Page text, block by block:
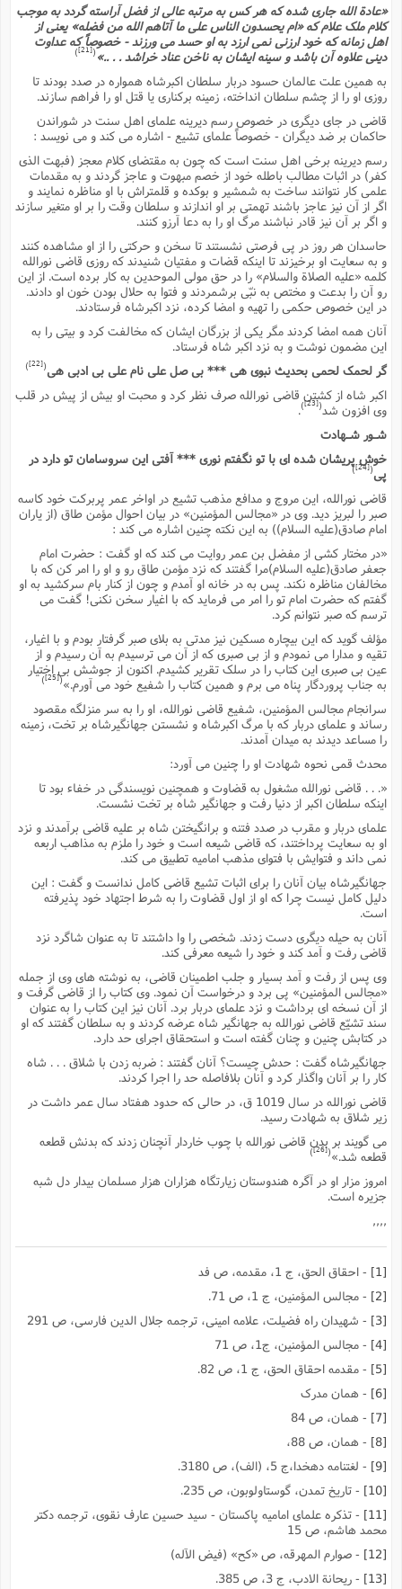
«عادة الله جارى شده که هر کس به مرتبه عالى از فضل آراسته گردد به موجب
کلام ملک علام که «ام یحسدون الناس على ما آتاهم الله من فضله» یعنى از
اهل زمانه که خود ارزنى نمى ارزد به او حسد مى ورزند - خصوصاً که عداوت
دینى علاوه آن باشد و سینه ایشان به ناخن عناد خراشد . . ..»(
[21]
)
به همین علت عالمان حسود دربار سلطان اکبرشاه همواره در صدد بودند تا
روزى او را از چشم سلطان انداخته، زمینه برکنارى یا قتل او را فراهم سازند.
قاضى در جاى دیگرى در خصوص رسم دیرینه علماى اهل سنت در شوراندن
حاکمان بر ضد دیگران - خصوصاً علماى تشیع - اشاره مى کند و مى نویسد :
رسم دیرینه برخى اهل سنت است که چون به مقتضاى کلام معجز (فبهت الذى
کفر) در اثبات مطالب باطله خود از خصم مبهوت و عاجز گردند و به مقدمات
علمى کار نتوانند ساخت به شمشیر و بوکده و قلمتراش با او مناظره نمایند و
اگر از آن نیز عاجز باشند تهمتى بر او اندازند و سلطان وقت را بر او متغیر سازند
و اگر بر آن نیز قادر نباشند مرگ او را به دعا آرزو کنند.
حاسدان هر روز در پى فرصتى نشستند تا سخن و حرکتى را از او مشاهده کنند
و به سعایت او برخیزند تا اینکه قضات و مفتیان شنیدند که روزى قاضى نورالله
کلمه «علیه الصلاة والسلام» را در حق مولى الموحدین به کار برده است. از این
رو آن را بدعت و مختص به نبّى برشمردند و فتوا به حلال بودن خون او دادند.
در این خصوص حکمى را تهیه و امضا کرده، نزد اکبرشاه فرستادند.
آنان همه امضا کردند مگر یکى از بزرگان ایشان که مخالفت کرد و بیتى را به
این مضمون نوشت و به نزد اکبر شاه فرستاد.
گر لحمک لحمى بحدیث نبوى هى *** بى صل على نام على بى ادبى هى [22]
)
اکبر شاه از کشتن قاضى نورالله صرف نظر کرد و محبت او بیش از پیش در قلب
وى افزون شد(
[23]
)
.
شـور شـهادت
خوش پریشان شده اى با تو نگفتم نورى *** آفتى این سروسامان تو دارد در
پى(
[24]
)
قاضى نورالله، این مروج و مدافع مذهب تشیع در اواخر عمر پربرکت خود کاسه
صبر را لبریز دید. وى در «مجالس المؤمنین» در بیان احوال مؤمن طاق (از یاران
امام صادق(علیه السلام)) به این نکته چنین اشاره مى کند :
«در مختار کشى از مفضل بن عمر روایت مى کند که او گفت : حضرت امام
جعفر صادق(علیه السلام)مرا گفتند که نزد مؤمن طاق رو و او را امر کن که با
مخالفان مناظره نکند. پس به در خانه او آمدم و چون از کنار بام سرکشید به او
گفتم که حضرت امام تو را امر مى فرماید که با اغیار سخن نکنى! گفت مى
ترسم که صبر نتوانم کرد.
مؤلف گوید که این بیچاره مسکین نیز مدتى به بلاى صبر گرفتار بودم و با اغیار،
تقیه و مدارا مى نمودم و از بى صبرى که از آن مى ترسیدم به آن رسیدم و از
عین بى صبرى این کتاب را در سلک تقریر کشیدم. اکنون از جوشش بى اختیار
به جناب پروردگار پناه مى برم و همین کتاب را شفیع خود مى آورم.»(
[25]
)
سرانجام مجالس المؤمنین، شفیع قاضى نورالله، او را به سر منزلگه مقصود
رساند و علماى دربار که با مرگ اکبرشاه و نشستن جهانگیرشاه بر تخت، زمینه
را مساعد دیدند به میدان آمدند.
محدث قمى نحوه شهادت او را چنین مى آورد:
«. . . قاضى نورالله مشغول به قضاوت و همچنین نویسندگى در خفاء بود تا
اینکه سلطان اکبر از دنیا رفت و جهانگیر شاه بر تخت نشست.
علماى دربار و مقرب در صدد فتنه و برانگیختن شاه بر علیه قاضى برآمدند و نزد
او به سعایت پرداختند، که قاضى شیعه است و خود را ملزم به مذاهب اربعه
نمى داند و فتوایش با فتواى مذهب امامیه تطبیق مى کند.
جهانگیرشاه بیان آنان را براى اثبات تشیع قاضى کامل ندانست و گفت : این
دلیل کامل نیست چرا که او از اول قضاوت را به شرط اجتهاد خود پذیرفته
است.
آنان به حیله دیگرى دست زدند. شخصى را وا داشتند تا به عنوان شاگرد نزد
قاضى رفت و آمد کند و خود را شیعه معرفى کند.
وى پس از رفت و آمد بسیار و جلب اطمینان قاضى، به نوشته هاى وى از جمله
«مجالس المؤمنین» پى برد و درخواست آن نمود. وى کتاب را از قاضى گرفت و
از آن نسخه اى برداشت و نزد علماى دربار برد. آنان نیز این کتاب را به عنوان
سند تشیّع قاضى نورالله به جهانگیر شاه عرضه کردند و به سلطان گفتند که او
در کتابش چنین و چنان گفته است و استحقاق اجراى حد دارد.
جهانگیرشاه گفت : حدش چیست؟ آنان گفتند : ضربه زدن با شلاق . . . شاه
کار را بر آنان واگذار کرد و آنان بلافاصله حد را اجرا کردند.
قاضى نورالله در سال 1019 ق، در حالى که حدود هفتاد سال عمر داشت در
زیر شلاق به شهادت رسید.
مى گویند بر بدن قاضى نورالله با چوب خاردار آنچنان زدند که بدنش قطعه
قطعه شد.»(
[26]
)
امروز مزار او در آگره هندوستان زیارتگاه هزاران هزار مسلمان بیدار دل شبه
جزیره است.
,,,,
- احقاق الحق، ج 1، مقدمه، ص فد
- مجالس المؤمنین، ج 1، ص 71.
- شهیدان راه فضیلت، علامه امینى، ترجمه جلال الدین فارسى، ص 291
- مجالس المؤمنین، ج1، ص 71
- مقدمه احقاق الحق، ج 1، ص 82.
- همان مدرک
- همان، ص 84
- همان، ص 88،
- لغتنامه دهخدا،ج 5، (الف)، ص 3180.
- تاریخ تمدن، گوستاولوبون، ص 235.
- تذکره علماى امامیه پاکستان - سید حسین عارف نقوى، ترجمه دکتر
محمد هاشم، ص 15
- صوارم المهرقه، ص «کح» (فیض الآله)
- ریحانة الادب، ج 3، ص 385.